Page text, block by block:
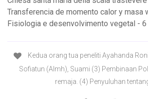
Transferencia de momento calor y masa
Fisiologia e desenvolvimento vegetal -
Kedua orang tua peneliti Ayahanda
Sofiatun (Almh), Suami (3) Pembinaan
remaja. (4) Penyuluhan